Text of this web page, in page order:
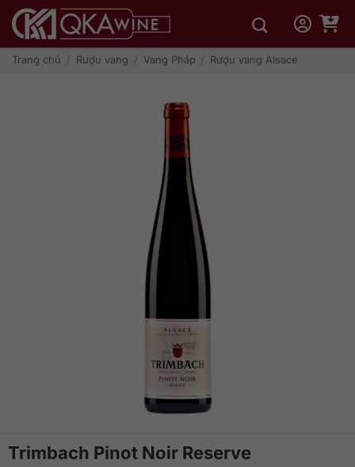
qua
dungTrang chủ / Rượu vang / Vang Pháp / Rượu vang Alsace
Trimbach Pinot Noir Reserve